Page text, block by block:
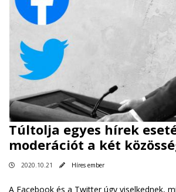
Túltolja egyes hírek
moderációt a két
2020.10.21 Híres ember
A Facebook és a Twitter úgy viselkednek,